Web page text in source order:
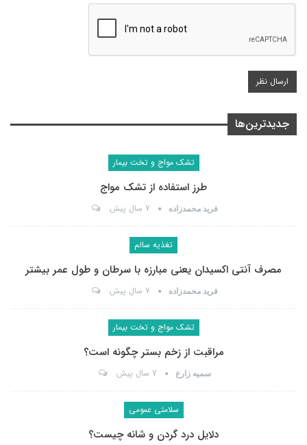
جدیدترین‌ها
تشک مواج و تخت بیمار
طرز استفاده از تشک مواج
فرید محمدزاده 7 سال پیش
تغذیه سالم
مصرف آنتی اکسیدان یعنی مبارزه با سرطان و طول عمر بیشتر
فرید محمدزاده 7 سال پیش
تشک مواج و تخت بیمار
مراقبت از زخم بستر چگونه است؟
سمیه زارع 7 سال پیش
سلامتی عمومی
دلایل درد گردن و شانه چیست؟